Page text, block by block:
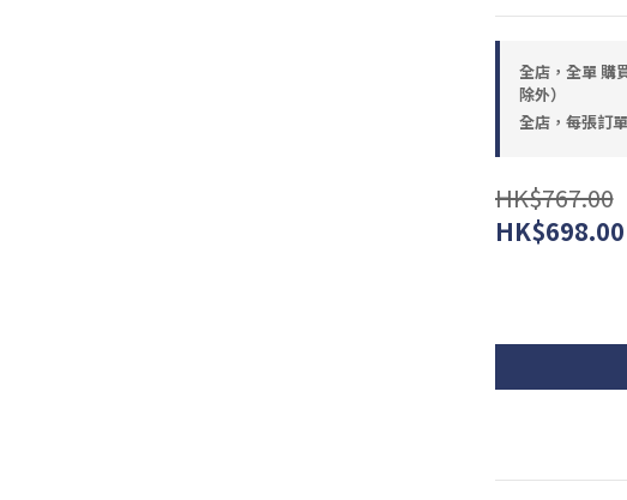
全店，全單 購
除外）
全店，每張訂
HK$767.00
HK$698.00